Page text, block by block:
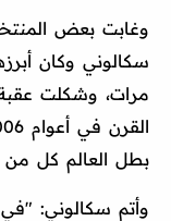
وغابت بعض
سكالوني وكان
مرات، وشكلت عقبة
بطل العالم كل من
وأتم سكالوني: